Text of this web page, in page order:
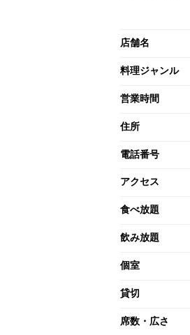
店舗名
料理ジャンル
営業時間
住所
電話番号
アクセス
食べ放題
飲み放題
個室
貸切
席数・広さ